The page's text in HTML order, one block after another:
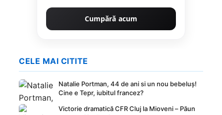
Cumpără acum
CELE MAI CITITE
Natalie Portman, 44 de ani si un nou bebeluș!
Cine e Tepr, iubitul francez?
Victorie dramatică CFR Cluj la Mioveni – Păun